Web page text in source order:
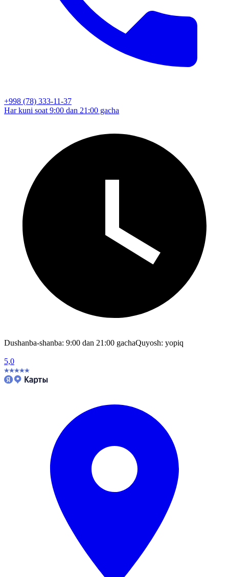
+998 (78) 333-11-37
Har kuni soat 9:00 dan 21:00 gacha
Dushanba-shanba: 9:00 dan 21:00 gachaQuyosh: yopiq
5,0